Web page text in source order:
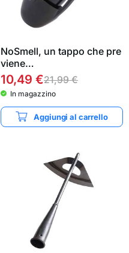
NoSmell, un tappo che pre
viene…
10,49 €21,99€
In magazzino
Aggiungi al carrello